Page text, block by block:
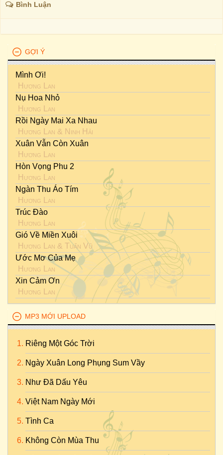
Bình Luận
GỢI Ý
Mình Ơi!
Hương Lan
Nụ Hoa Nhỏ
Hương Lan
Rồi Ngày Mai Xa Nhau
Hương Lan & Ninh Hải
Xuân Vẫn Còn Xuân
Hương Lan
Hòn Vọng Phu 2
Hương Lan
Ngàn Thu Áo Tím
Hương Lan
Trúc Đào
Hương Lan
Gió Về Miền Xuôi
Hương Lan & Tuấn Vũ
Ước Mơ Của Mẹ
Hương Lan
Xin Cảm Ơn
Hương Lan
MP3 MỚI UPLOAD
Riêng Một Góc Trời
Ngày Xuân Long Phụng Sum Vầy
Như Đã Dấu Yêu
Việt Nam Ngày Mới
Tình Ca
Không Còn Mùa Thu